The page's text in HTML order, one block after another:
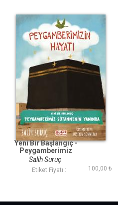
Yeni Bir Başlangıç -
Peygamberimiz
Sütannenin Yanında -
Peygamberimizin
Hayatı
Salih Suruç
Etiket Fiyatı : 100,00 ₺